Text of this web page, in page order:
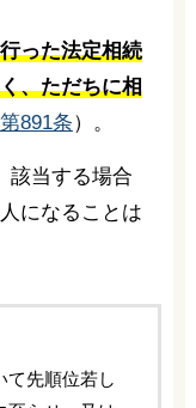
った法定相続
、ただちに相
891条）。
該当する場合
になることは
先順位若し